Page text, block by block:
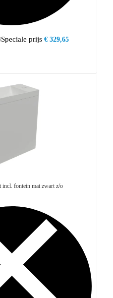
Speciale prijs € 329,65
fontein mat zwart z/o